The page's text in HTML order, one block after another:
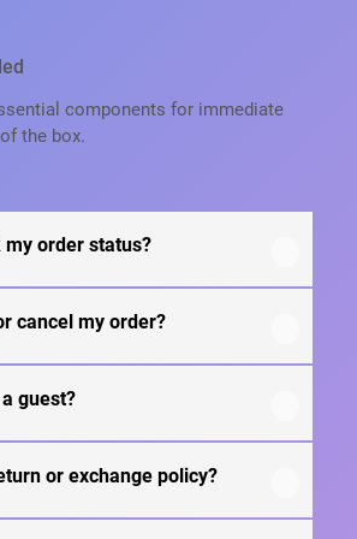
components for immediate
the box.
my order status?
crafted using high-quality, durable
for long-lasting performance
Specific material details are
cancel my order?
following the care instructions
product details. Proper handling,
and appropriate storage will
guest?
is designed with both
comfort in mind, making it
or exchange policy?